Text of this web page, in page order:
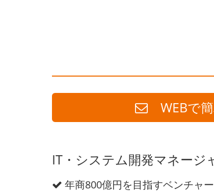
WEBで
IT・システム開発マネージ
年商800億円を目指すベンチャ